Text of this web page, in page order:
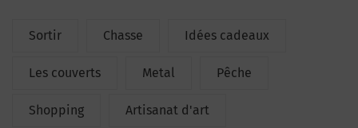
Sortir Chasse Idées cadeaux
Les couverts Metal Pêche
Shopping Artisanat d'art